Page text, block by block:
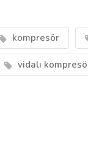
kompresör
vidalı